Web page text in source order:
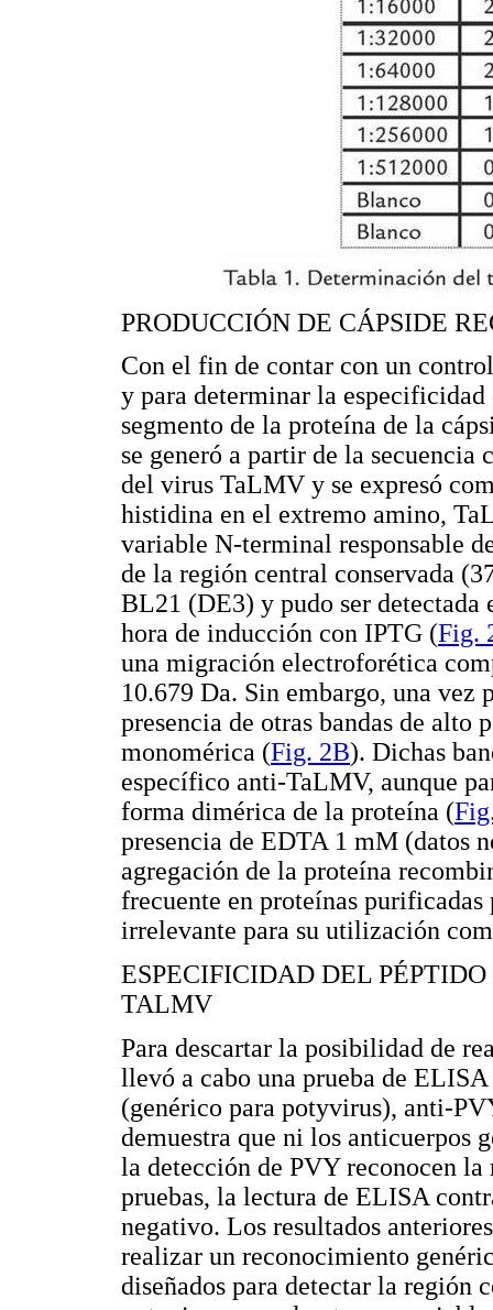
PRODUCCIÓN DE CÁPSIDE
Con el fin de contar con un
y para determinar la
segmento de la proteína de la
se generó a partir de la
del virus TaLMV y se expresó
histidina en el extremo amino,
variable N-terminal responsable
de la región central conservada
BL21 (DE3) y pudo ser detectada
hora de inducción con IPTG (Fig.
una migración electroforética
10.679 Da. Sin embargo, una
presencia de otras bandas de
monomérica (Fig. 2B). Dichas
específico anti-TaLMV, aunque
forma dimérica de la proteína (
presencia de EDTA 1 mM (datos
agregación de la proteína
frecuente en proteínas
irrelevante para su utilización
ESPECIFICIDAD DEL
TALMV
Para descartar la posibilidad de
llevó a cabo una prueba de
(genérico para potyvirus), anti-
demuestra que ni los anticuerpos
la detección de PVY reconocen
pruebas, la lectura de ELISA
negativo. Los resultados
realizar un reconocimiento
diseñados para detectar la región